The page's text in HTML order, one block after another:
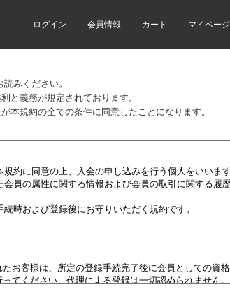
ログイン 会員情報 カート マイページ
みください。
と義務が規定されております。
本規約の全ての条件に同意したことになります。